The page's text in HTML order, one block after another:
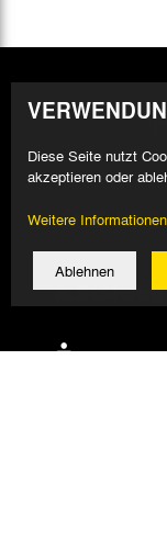
Diese Seite nutzt
akzeptieren oder
Weitere
Ablehnen